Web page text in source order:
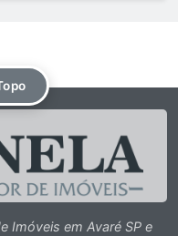
Imóveis em Avaré SP e